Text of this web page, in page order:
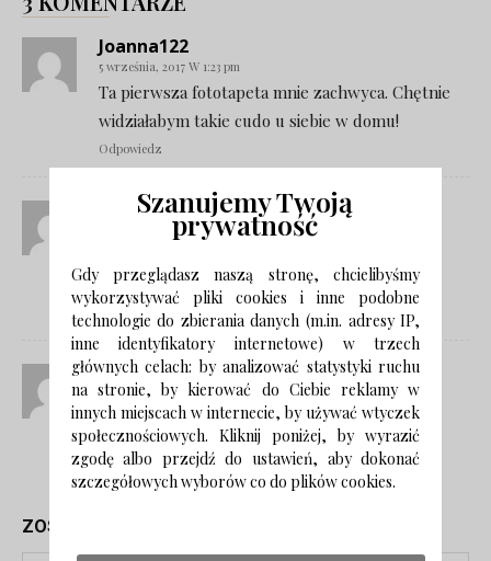
Joanna122
5 września, 2017 W 1:23 pm
Ta pierwsza fototapeta mnie zachwyca. Chętnie
widziałabym takie cudo u siebie w domu!
Odpowiedz
Angelika
9 września, 2017 W 9:57 am
dużo uroku!
Odpowiedz
Małgorzata
29 września, 2020 W 6:21 am
Fototapety w kwiaty są zawsze na czasie.
Odpowiedz
ZOSTAW ODPOWIEDŹ
Szanujemy Twoją
prywatność
Gdy przeglądasz naszą stronę, chcielibyśmy
wykorzystywać pliki cookies i inne podobne
technologie do zbierania danych (m.in. adresy IP,
inne identyfikatory internetowe) w trzech
głównych celach: by analizować statystyki ruchu
na stronie, by kierować do Ciebie reklamy w
innych miejscach w internecie, by używać wtyczek
społecznościowych. Kliknij poniżej, by wyrazić
zgodę albo przejdź do ustawień, aby dokonać
szczegółowych wyborów co do plików cookies.